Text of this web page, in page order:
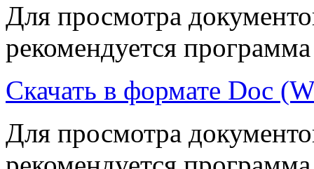
Для просмотра
рекомендуется
Скачать в формате Doc
Для просмотра